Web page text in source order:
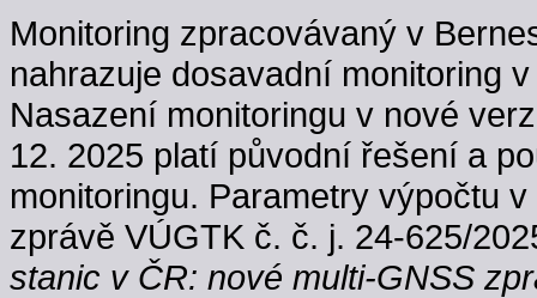
Monitoring zpracovávaný v
nahrazuje dosavadní monitoring
Nasazení monitoringu v nové
12. 2025 platí původní řešení a
monitoringu. Parametry výpočtu
zprávě VÚGTK č. č. j. 24-625/
stanic v ČR: nové multi-GNSS